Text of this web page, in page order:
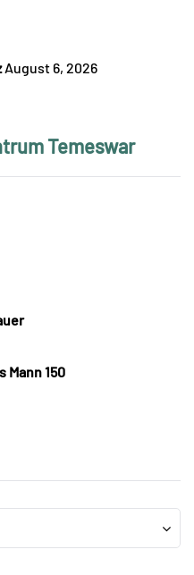
August 6, 2026
Temeswar
Mann 150